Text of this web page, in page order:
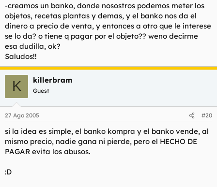
-creamos un banko, donde nosostros podemos meter los
objetos, recetas plantas y demas, y el banko nos da el
dinero a precio de venta, y entonces a otro que le interese
se lo da? o tiene q pagar por el objeto?? weno decirme
esa dudilla, ok?
Saludos!!
K killerbram
Guest
27 Ago 2005 #20
si la idea es simple, el banko kompra y el banko vende, al
mismo precio, nadie gana ni pierde, pero el HECHO DE
PAGAR evita los abusos.
:D